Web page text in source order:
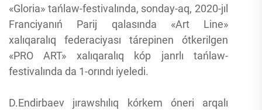
«Gloria» tańlaw-festivalında, sonday-aq, 2020-jıl
Franciyanıń Parij qalasında «Art Line»
xalıqaralıq federaciyası tárepinen ótkerilgen
«PRO ART» xalıqaralıq kóp janrlı tańlaw-
festivalında da 1-orındı iyeledi.
D.Endirbaev jırawshılıq kórkem óneri arqalı